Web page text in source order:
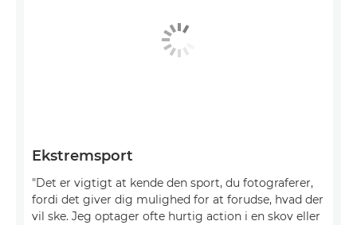
Ekstremsport
"Det er vigtigt at kende den sport, du fotograferer,
fordi det giver dig mulighed for at forudse, hvad der
vil ske. Jeg optager ofte hurtig action i en skov eller